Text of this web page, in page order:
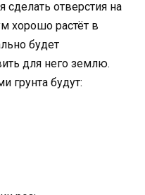
отверстия на
хорошо растёт в
будет
для него землю.
грунта будут: